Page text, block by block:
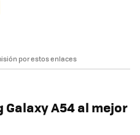
por estos enlaces
Galaxy A54 al mejor